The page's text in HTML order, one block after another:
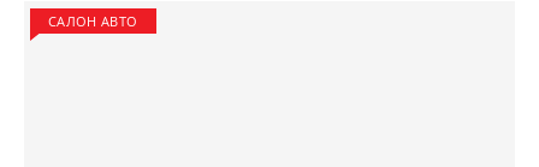
САЛОН АВТО